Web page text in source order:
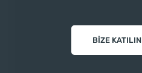
BIZE KATILIN